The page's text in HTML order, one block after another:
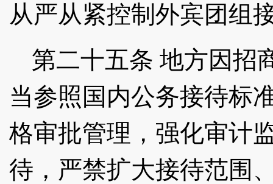
从严从紧控制外宾团组
第二十五条 地方因招
当参照国内公务接待标
格审批管理，强化审计
待，严禁扩大接待范围